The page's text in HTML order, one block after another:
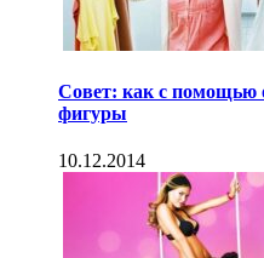
Совет: как с помощью
фигуры
10.12.2014